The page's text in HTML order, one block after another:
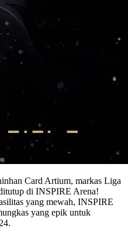
Card Artium, markas Liga
di INSPIRE Arena!
yang mewah, INSPIRE
yang epik untuk